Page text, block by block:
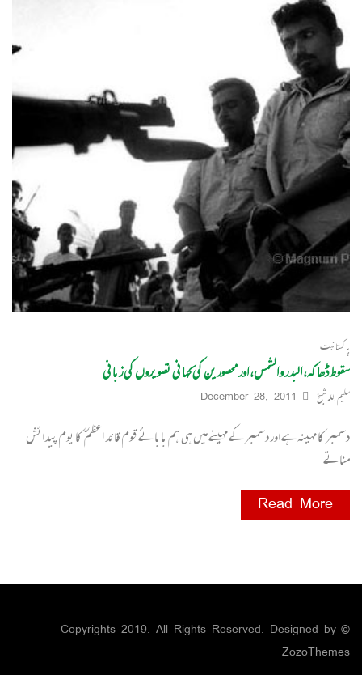
پاکستانیت
سقوط ڈھاکہ، البدر و الشمس، اور محصورین کی کہانی تصویروں کی زبانی
سلیم اللہ شیخ December 28, 2011
دسمبر کا مہینہ ہے اور دسمبر کے مہینے میں ہی ہم بابائے قوم قائد اعظم ؒ کا یوم پیدائش
مناتے
Read More
© Copyrights 2019. All Rights Reserved. Designed by
ZozoThemes